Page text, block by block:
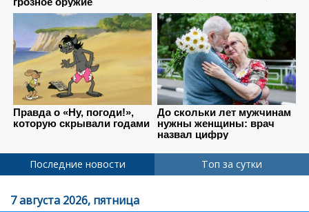
Последние новости Топ за сутки
7 августа 2026, пятница